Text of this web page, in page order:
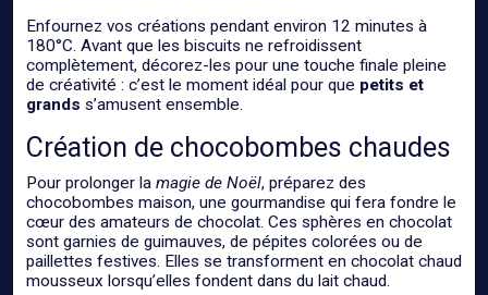
Enfournez vos créations pendant environ 12 minutes à
180°C. Avant que les biscuits ne refroidissent
complètement, décorez-les pour une touche finale pleine
de créativité : c’est le moment idéal pour que petits et
grands s’amusent ensemble.
Création de chocobombes chaudes
Pour prolonger la magie de Noël, préparez des
chocobombes maison, une gourmandise qui fera fondre le
cœur des amateurs de chocolat. Ces sphères en chocolat
sont garnies de guimauves, de pépites colorées ou de
paillettes festives. Elles se transforment en chocolat chaud
mousseux lorsqu’elles fondent dans du lait chaud.